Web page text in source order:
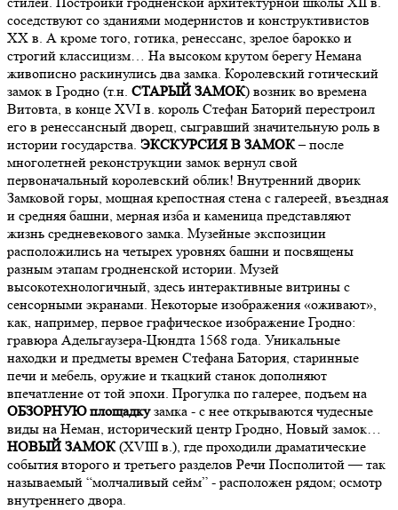
соседствуют со зданиями модернистов и конструктивистов
XX в. А кроме того, готика, ренессанс, зрелое барокко и
строгий классицизм… На высоком крутом берегу Немана
живописно раскинулись два замка. Королевский готический
замок в Гродно (т.н. СТАРЫЙ ЗАМОК) возник во времена
Витовта, в конце XVI в. король Стефан Баторий перестроил
его в ренессансный дворец, сыгравший значительную роль в
истории государства. ЭКСКУРСИЯ В ЗАМОК– после
многолетней реконструкции замок вернул свой
первоначальный королевский облик! Внутренний дворик
Замковой горы, мощная крепостная стена с галереей, въездная
и средняя башни, мерная изба и каменица представляют
жизнь средневекового замка. Музейные экспозиции
расположились на четырех уровнях башни и посвящены
разным этапам гродненской истории. Музей
высокотехнологичный, здесь интерактивные витрины с
сенсорными экранами. Некоторые изображения «оживают»,
как, например, первое графическое изображение Гродно:
гравюра Адельгаузера-Цюндта 1568 года. Уникальные
находки и предметы времен Стефана Батория, старинные
печи и мебель, оружие и ткацкий станок дополняют
впечатление от той эпохи. Прогулка по галерее, подъем на
ОБЗОРНУЮ площадкузамка - с нее открываются чудесные
виды на Неман, исторический центр Гродно, Новый замок…
НОВЫЙ ЗАМОК(XVIII в.), где проходили драматические
события второго и третьего разделов Речи Посполитой — так
называемый “молчаливый сейм” - расположен рядом; осмотр
внутреннего двора.